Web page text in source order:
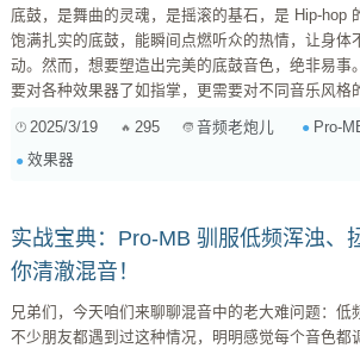
底鼓，是舞曲的灵魂，是摇滚的基石，是 Hip-hop
饱满扎实的底鼓，能瞬间点燃听众的热情，让身体
动。然而，想要塑造出完美的底鼓音色，绝非易事
要对各种效果器了如指掌，更需要对不同音乐风格的深刻
强联手，打造出令人惊艳的底鼓音色。我会结合电
同音乐风格，分享一些实用的技巧和参数设置建议
2025/3/19 295 音频老炮儿 Pro-
效果器
实战宝典：Pro-MB 驯服低频浑浊、
你清澈混音！
兄弟们，今天咱们来聊聊混音中的老大难问题：低
不少朋友都遇到过这种情况，明明感觉每个音色都